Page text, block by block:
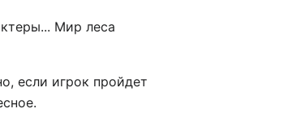
Мир леса
если игрок пройдет